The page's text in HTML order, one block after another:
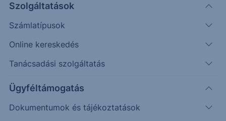
Szolgáltatások
Számlatípusok
Online kereskedés
Tanácsadási szolgáltatás
Ügyféltámogatás
Dokumentumok és tájékoztatások